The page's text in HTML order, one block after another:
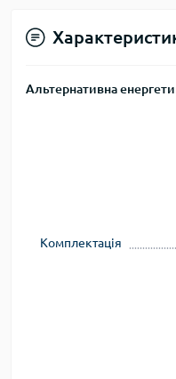
Альтернативна
Комплектація